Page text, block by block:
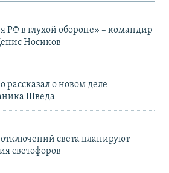
РФ в глухой обороне» – командир
Носиков
рассказал о новом деле
Шведа
отключений света планируют
светофоров